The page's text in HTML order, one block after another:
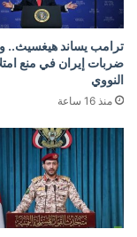
ترامب يساند هيغسيث..
ضربات إيران في منع
النووي
منذ 16 ساعة